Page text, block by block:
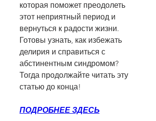
которая поможет преодолеть
этот неприятный период и
вернуться к радости жизни.
Готовы узнать, как избежать
делирия и справиться с
абстинентным синдромом?
Тогда продолжайте читать эту
статью до конца!
ПОДРОБНЕЕ ЗДЕСЬ